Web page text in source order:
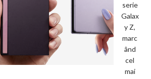
serie
Galax
y Z,
marc
ând
cel
mai